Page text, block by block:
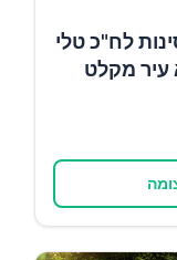
לח"כ טלי
עיר מקלט